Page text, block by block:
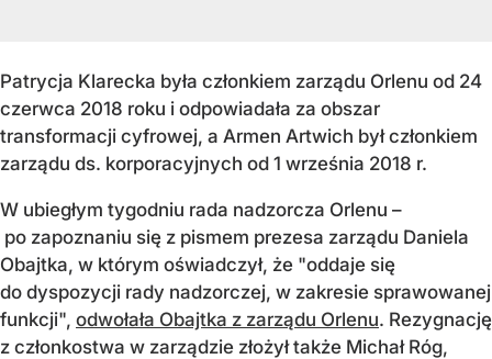
Patrycja Klarecka była członkiem zarządu Orlenu od 24
czerwca 2018 roku i odpowiadała za obszar
transformacji cyfrowej, a Armen Artwich był członkiem
zarządu ds. korporacyjnych od 1 września 2018 r.
W ubiegłym tygodniu rada nadzorcza Orlenu –
po zapoznaniu się z pismem prezesa zarządu Daniela
Obajtka, w którym oświadczył, że "oddaje się
do dyspozycji rady nadzorczej, w zakresie sprawowanej
funkcji", odwołała Obajtka z zarządu Orlenu. Rezygnację
z członkostwa w zarządzie złożył także Michał Róg,